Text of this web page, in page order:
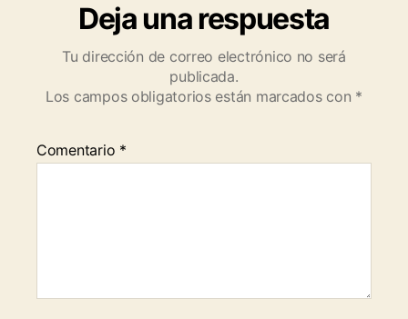
Deja una respuesta
Tu dirección de correo electrónico no será
publicada.
Los campos obligatorios están marcados con *
Comentario *